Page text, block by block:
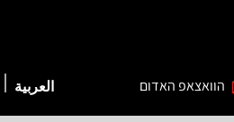
הוואצאפ האדום العربية